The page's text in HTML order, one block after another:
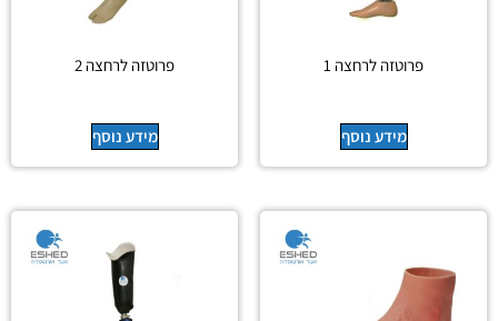
פרוטזה לרחצה 1
מידע נוסף
פרוטזה לרחצה 2
מידע נוסף